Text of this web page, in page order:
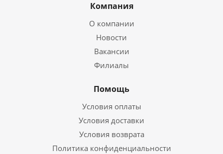
Компания
О компании
Новости
Вакансии
Филиалы
Помощь
Условия оплаты
Условия доставки
Условия возврата
Политика конфиденциальности